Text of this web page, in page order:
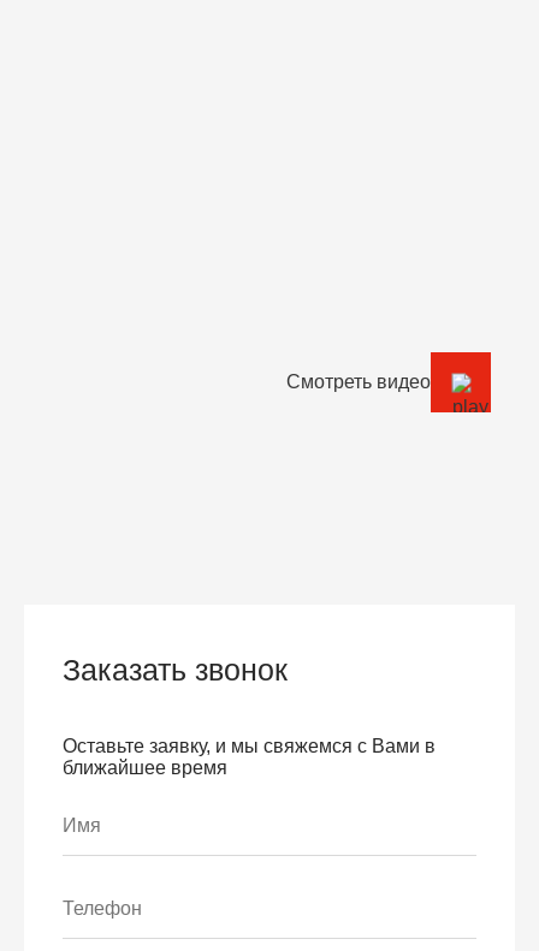
Смотреть видео
Заказать звонок
Оставьте заявку, и мы свяжемся с Вами в
ближайшее время